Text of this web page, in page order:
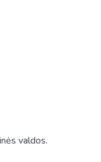
valdos.